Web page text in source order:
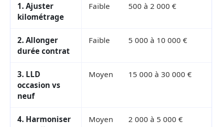
1. Ajuster
kilométrage
Faible 500 à 2 000 €
2. Allonger
durée contrat
Faible 5 000 à 10 000 €
3. LLD
occasion vs
neuf
Moyen 15 000 à 30 000 €
4. Harmoniser
Moyen 2 000 à 5 000 €